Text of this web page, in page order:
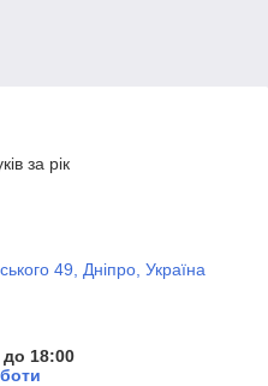
за рік
49, Дніпро, Україна
до 18:00